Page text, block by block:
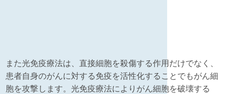
また光免疫療法は、直接細胞を殺傷する作用だけでなく、
患者自身のがんに対する免疫を活性化することでもがん細
胞を攻撃します。光免疫療法によりがん細胞を破壊する